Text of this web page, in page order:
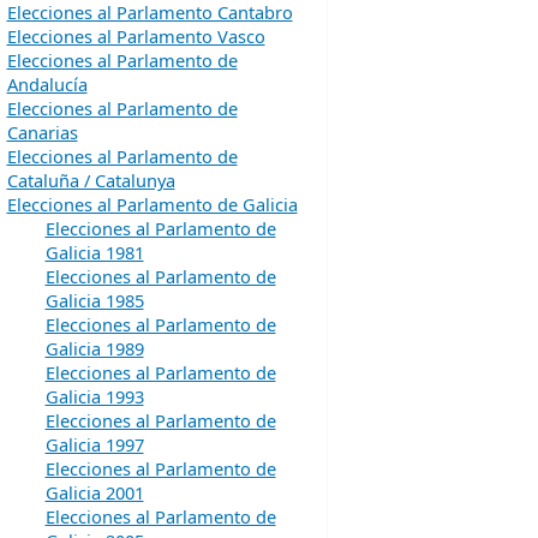
Elecciones al Parlamento Cantabro
Elecciones al Parlamento Vasco
Elecciones al Parlamento de
Andalucía
Elecciones al Parlamento de
Canarias
Elecciones al Parlamento de
Cataluña / Catalunya
Elecciones al Parlamento de Galicia
Elecciones al Parlamento de
Galicia 1981
Elecciones al Parlamento de
Galicia 1985
Elecciones al Parlamento de
Galicia 1989
Elecciones al Parlamento de
Galicia 1993
Elecciones al Parlamento de
Galicia 1997
Elecciones al Parlamento de
Galicia 2001
Elecciones al Parlamento de